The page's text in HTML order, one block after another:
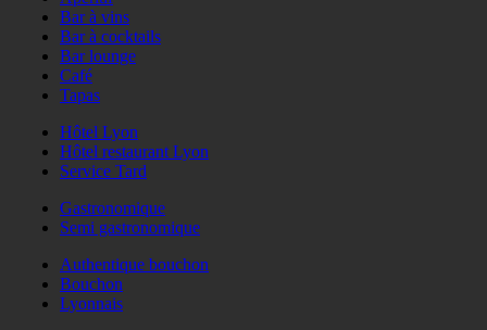
Bar à vins
Bar à cocktails
Bar lounge
Café
Tapas
Hôtel Lyon
Hôtel restaurant Lyon
Service Tard
Gastronomique
Semi gastronomique
Authentique bouchon
Bouchon
Lyonnais